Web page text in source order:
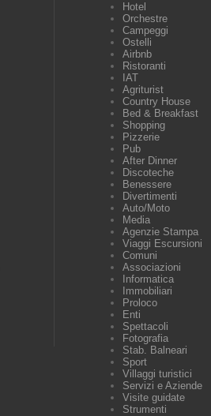
Hotel
Orchestre
Campeggi
Ostelli
Airbnb
Ristoranti
IAT
Agriturist
Country House
Bed & Breakfast
Shopping
Pizzerie
Pub
After Dinner
Discoteche
Benessere
Divertimenti
Auto/Moto
Media
Agenzie Stampa
Viaggi Escursioni
Comuni
Associazioni
Informatica
Immobiliari
Proloco
Enti
Spettacoli
Fotografia
Stab. Balneari
Sport
Villaggi turistici
Servizi e Aziende
Visite guidate
Strumenti